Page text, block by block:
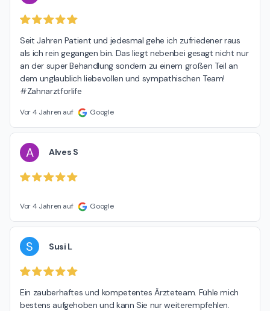
Seit Jahren Patient und jedesmal gehe ich zufriedener raus
als ich rein gegangen bin. Das liegt nebenbei gesagt nicht nur
an der super Behandlung sondern zu einem großen Teil an
dem unglaublich liebevollen und sympathischen Team!
#Zahnarztforlife
Vor 4 Jahren auf Google
A Alves S
Vor 4 Jahren auf Google
S Susi L
Ein zauberhaftes und kompetentes Ärzteteam. Fühle mich
bestens aufgehoben und kann Sie nur weiterempfehlen.